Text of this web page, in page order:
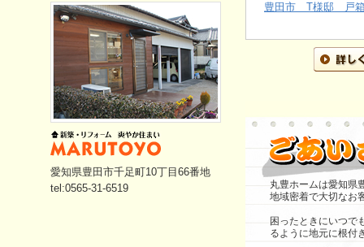
愛知県豊田市千足町10丁目66番地
tel:0565-31-6519
豊田市 T様邸 戸
丸豊ホームは愛知県
地域密着で大切なお
困ったときにいつで
るように地元に根付